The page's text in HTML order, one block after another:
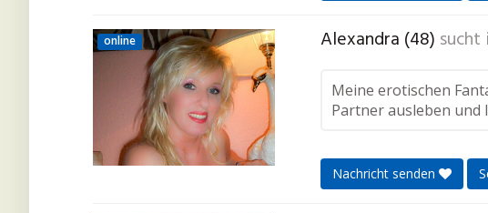
online Alexandra (48) sucht
Meine erotischen
Partner ausleben und
Nachricht senden